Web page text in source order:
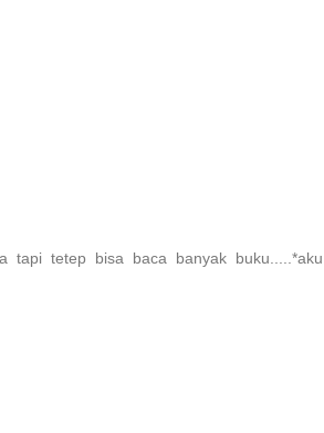
tapi tetep bisa baca banyak buku.....*aku